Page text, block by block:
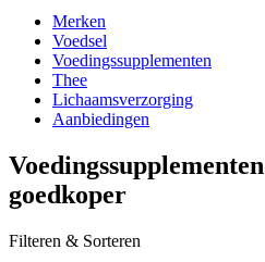
Merken
Voedsel
Voedingssupplementen
Thee
Lichaamsverzorging
Aanbiedingen
goedkoper
Filteren & Sorteren